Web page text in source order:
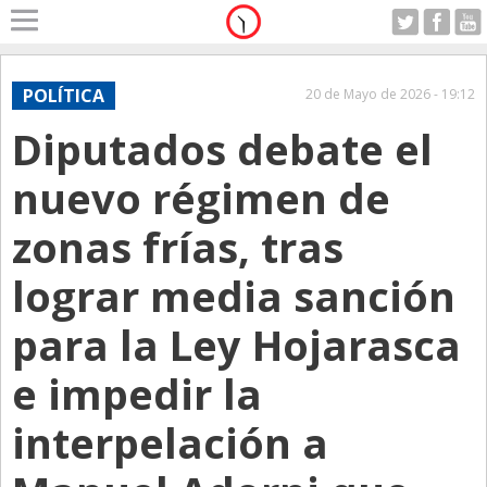
Home
A Motor
Alerta
Anticipo
Campo
Carrera & Emprendedores
Club House
Coleccionistas
Con Estilo
De Bolsillo
Diarios de Argentina
Diarios del Mundo
Sabado 08.08.2026
POLÍTICA 20 de Mayo de 2026 - 19:12
Diputados debate el
nuevo régimen de
zonas frías, tras
lograr media sanción
para la Ley Hojarasca
e impedir la
interpelación a